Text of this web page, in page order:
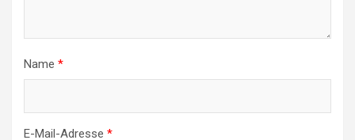
Name *
E-Mail-Adresse *